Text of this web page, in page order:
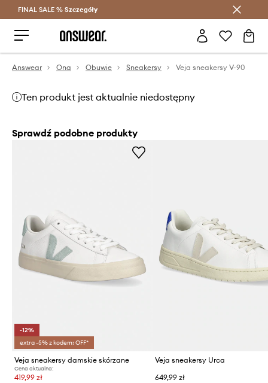
Oszczędzaj z Answear Club >
FINAL SALE % Szczegóły
Answear Ona Obuwie Sneakersy Veja sneakersy V-90
Ten produkt jest aktualnie niedostępny
Sprawdź podobne produkty
-12%
extra -5% z kodem: OFF*
Veja sneakersy damskie skórzane
Cena aktualna:
419,99 zł
Veja sneakersy Urca
649,99 zł